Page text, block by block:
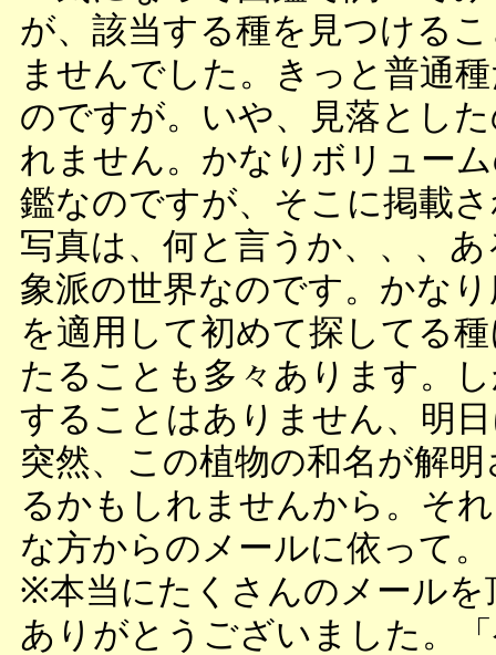
が、該当する種を見つける
ませんでした。きっと普通
のですが。いや、見落とし
れません。かなりボリュー
鑑なのですが、そこに掲載
写真は、何と言うか、、、あ
象派の世界なのです。かな
を適用して初めて探してる
たることも多々あります。
することはありません、明
突然、この植物の和名が解
るかもしれませんから。そ
な方からのメールに依って。
※本当にたくさんのメールを
ありがとうございました。